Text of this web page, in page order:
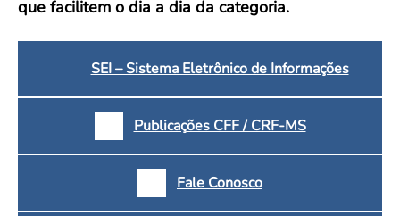
que facilitem o dia a dia da categoria.
SEI – Sistema Eletrônico de Informações
Publicações CFF / CRF-MS
Fale Conosco